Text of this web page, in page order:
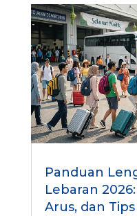
s
y
Panduan
Lebaran
Arus, dan